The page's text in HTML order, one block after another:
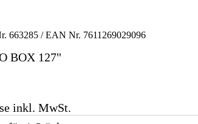
663285 / EAN Nr. 7611269029096
BOX 127"
inkl. MwSt.